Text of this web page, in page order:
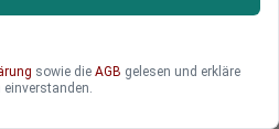
bringen die neuen
Bundesbank und
die Versicherer ihren
sowie die AGB gelesen und erkläre
einverstanden.